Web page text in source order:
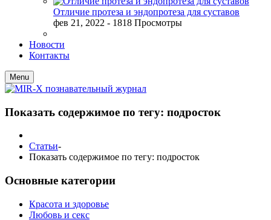
Отличие протеза и эндопротеза для суставов
фев 21, 2022 - 1818 Просмотры
Новости
Контакты
Menu
Показать содержимое по тегу: подросток
Статьи-
Показать содержимое по тегу: подросток
Основные категории
Красота и здоровье
Любовь и секс